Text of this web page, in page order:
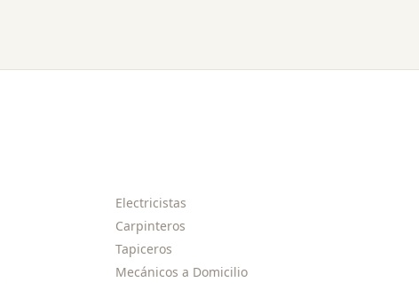
Electricistas
Carpinteros
Tapiceros
Mecánicos a Domicilio